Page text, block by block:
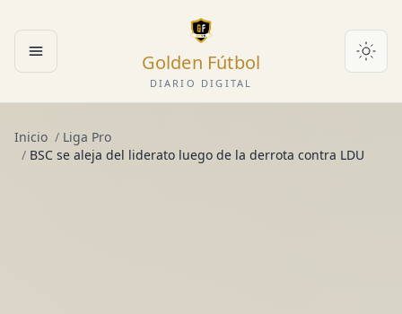
Abrir menú Golden Fútbol
DIARIO DIGITAL
Inicio / Liga Pro
/ BSC se aleja del liderato luego de la derrota contra LDU